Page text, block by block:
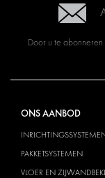
Door u te
ONS AANBOD
PAKKETSYSTEMEN
VLOER EN